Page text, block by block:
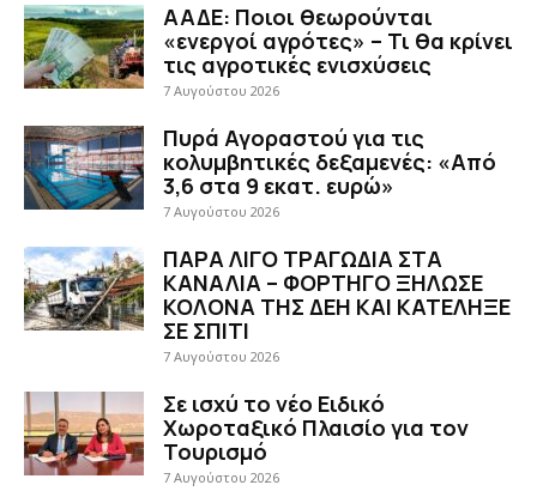
ΑΑΔΕ: Ποιοι θεωρούνται
«ενεργοί αγρότες» – Τι θα κρίνει
τις αγροτικές ενισχύσεις
7 Αυγούστου 2026
Πυρά Αγοραστού για τις
κολυμβητικές δεξαμενές: «Από
3,6 στα 9 εκατ. ευρώ»
7 Αυγούστου 2026
ΠΑΡΑ ΛΙΓΟ ΤΡΑΓΩΔΙΑ ΣΤΑ
ΚΑΝΑΛΙΑ – ΦΟΡΤΗΓΟ ΞΗΛΩΣΕ
ΚΟΛΟΝΑ ΤΗΣ ΔΕΗ ΚΑΙ ΚΑΤΕΛΗΞΕ
ΣΕ ΣΠΙΤΙ
7 Αυγούστου 2026
Σε ισχύ το νέο Ειδικό
Χωροταξικό Πλαισίο για τον
Τουρισμό
7 Αυγούστου 2026